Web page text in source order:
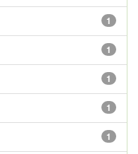
1
1
1
1
1